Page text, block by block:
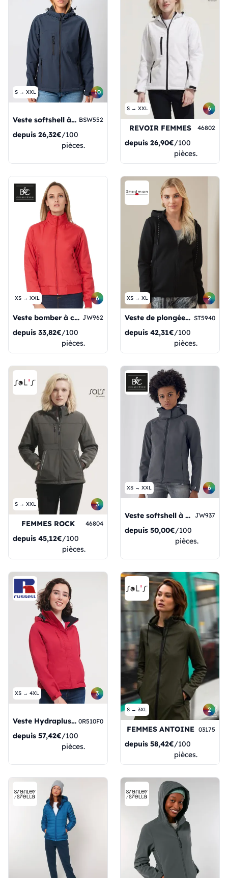
S → XXL 10
Veste softshell à capuche pour femme BSW552
depuis 26,32€/100
pièces.
S → XXL 6
REVOIR FEMMES 46802
depuis 26,90€/100
pièces.
XS → XXL 6
Veste bomber à col rond pour femme JW962
depuis 33,82€/100
pièces.
XS → XL 2
Veste de plongée recyclée pour femme ST5940
depuis 42,31€/100
pièces.
S → XXL 3
FEMMES ROCK 46804
depuis 45,12€/100
pièces.
XS → XXL 6
Veste softshell à capuche pour femme JW937
depuis 50,00€/100
pièces.
XS → 4XL 3
Veste Hydraplus 2000 pour femmes 0R510F0
depuis 57,42€/100
pièces.
S → 3XL 2
FEMMES ANTOINE 03175
depuis 58,42€/100
pièces.